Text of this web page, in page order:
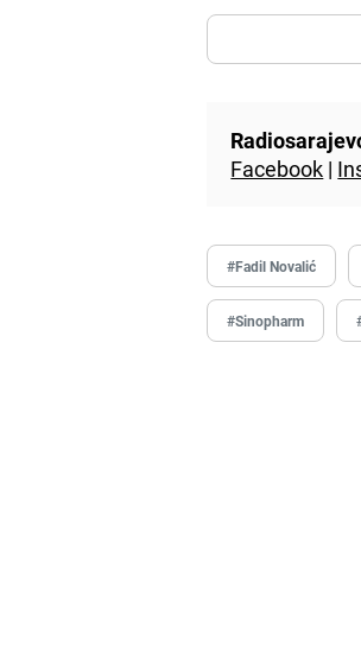
Facebook |
#Fadil Novalić
#Sinopharm